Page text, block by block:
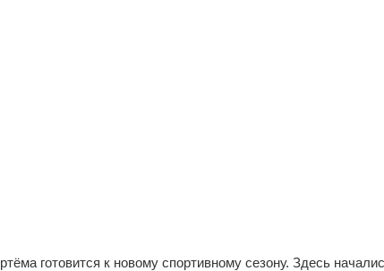
готовится к новому спортивному сезону. Здесь